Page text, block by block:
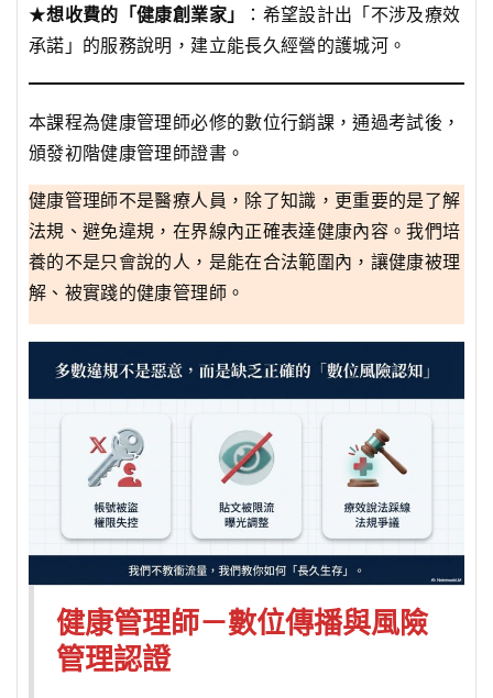
★想收費的「健康創業家」
：希望設計出「不涉及療效
承諾」的服務說明，建立能長久經營的護城河。
本課程為健康管理師必修的數位行銷課，通過考試後，
頒發初階健康管理師證書。
健康管理師不是醫療人員，除了知識，更重要的是了解
法規、避免違規，在界線內正確表達健康內容。我們培
養的不是只會說的人，是能在合法範圍內，讓健康被理
解、被實踐的健康管理師。
健康管理師－數位傳播與風險
管理認證